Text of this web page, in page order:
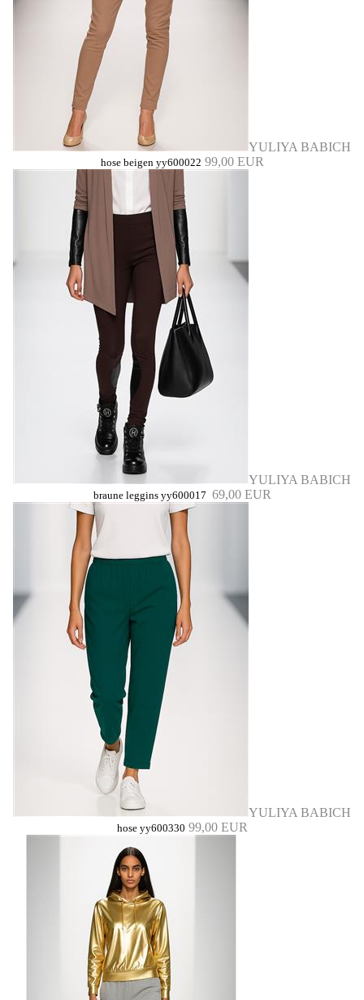
YULIYA BABICH
hose beigen yy600022 99,00 EUR
YULIYA BABICH
braune leggins yy600017 69,00 EUR
YULIYA BABICH
hose yy600330 99,00 EUR